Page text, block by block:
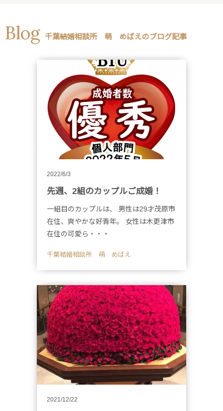
Blog 千葉結婚相談所 萌 めばえのブログ記事
2022/6/3
先週、2組のカップルご成婚！
一組目のカップルは、 男性は29才茂原市
在住、爽やかな好青年。 女性は木更津市
在住の可愛ら・・・
千葉結婚相談所 萌 めばえ
2021/12/22